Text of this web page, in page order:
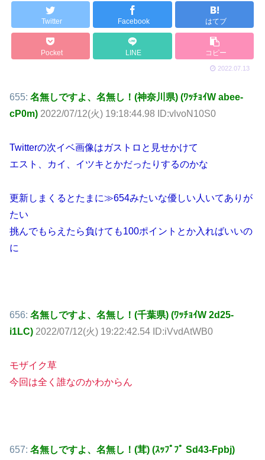
Twitter Facebook はてブ
Pocket LINE コピー
2022.07.13
655: 名無しですよ、名無し！(神奈川県) (ﾜｯﾁｮｲW abee-
cP0m) 2022/07/12(火) 19:18:44.98 ID:vlvoN10S0
Twitterの次イベ画像はガストロと見せかけて
エスト、カイ、イツキとかだったりするのかな
更新しまくるとたまに≫654みたいな優しい人いてありが
たい
挑んでもらえたら負けても100ポイントとか入ればいいの
に
656: 名無しですよ、名無し！(千葉県) (ﾜｯﾁｮｲW 2d25-
i1LC) 2022/07/12(火) 19:22:42.54 ID:iVvdAtWB0
モザイク草
今回は全く誰なのかわからん
657: 名無しですよ、名無し！(茸) (ｽｯﾌﾟﾌﾟ Sd43-Fpbj)